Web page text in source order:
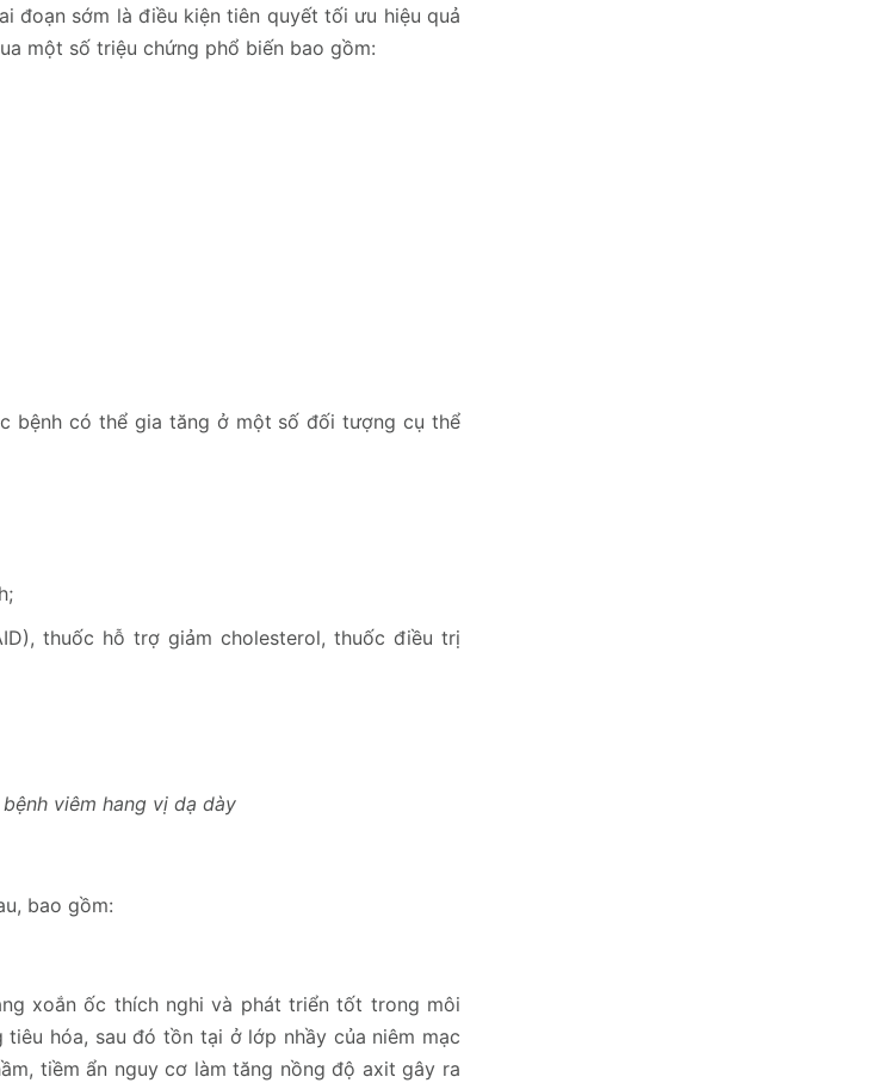
đoạn sớm là điều kiện tiên quyết tối ưu hiệu quả
một số triệu chứng phổ biến bao gồm:
bệnh có thể gia tăng ở một số đối tượng cụ thể
thuốc hỗ trợ giảm cholesterol, thuốc điều trị
viêm hang vị dạ dày
bao gồm:
xoắn ốc thích nghi và phát triển tốt trong môi
hóa, sau đó tồn tại ở lớp nhầy của niêm mạc
tiềm ẩn nguy cơ làm tăng nồng độ axit gây ra